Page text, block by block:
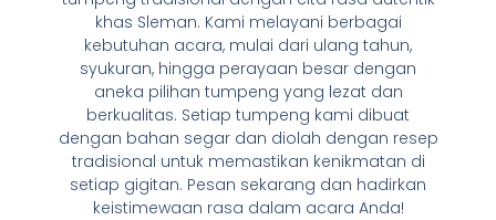
khas Sleman. Kami melayani berbagai
kebutuhan acara, mulai dari ulang tahun,
syukuran, hingga perayaan besar dengan
aneka pilihan tumpeng yang lezat dan
berkualitas. Setiap tumpeng kami dibuat
dengan bahan segar dan diolah dengan resep
tradisional untuk memastikan kenikmatan di
setiap gigitan. Pesan sekarang dan hadirkan
keistimewaan rasa dalam acara Anda!